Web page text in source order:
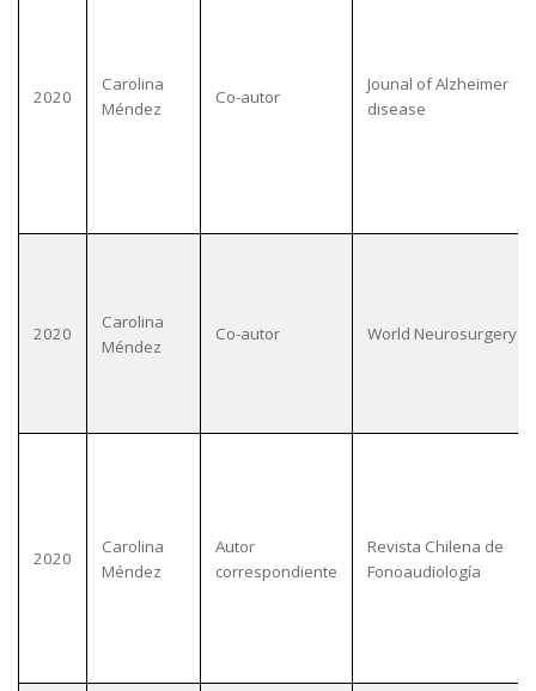
2020
Carolina
Méndez
Co-autor
Jounal of Alzheimer
disease
2020
Carolina
Méndez
Co-autor World Neurosurgery
2020
Carolina
Méndez
Autor
correspondiente
Revista Chilena de
Fonoaudiología